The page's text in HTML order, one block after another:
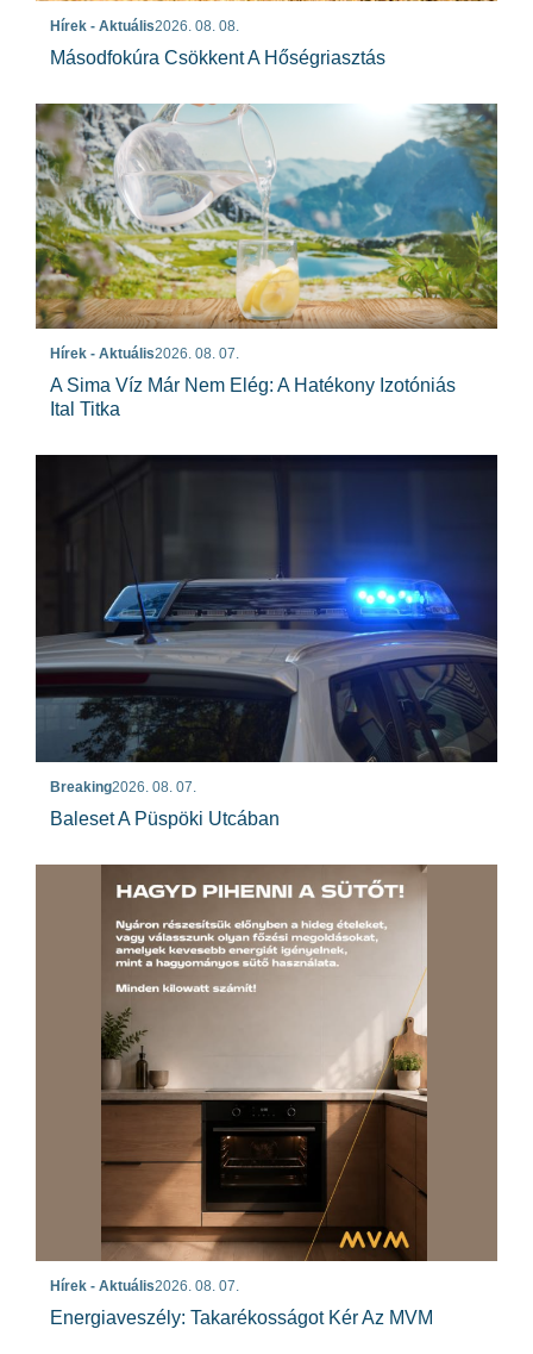
Hírek - Aktuális2026. 08. 08.
Másodfokúra Csökkent A Hőségriasztás
Hírek - Aktuális2026. 08. 07.
A Sima Víz Már Nem Elég: A Hatékony Izotóniás
Ital Titka
Breaking2026. 08. 07.
Baleset A Püspöki Utcában
Hírek - Aktuális2026. 08. 07.
Energiaveszély: Takarékosságot Kér Az MVM